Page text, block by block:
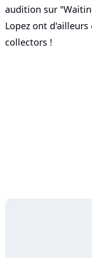
audition sur
Lopez ont
collectors !